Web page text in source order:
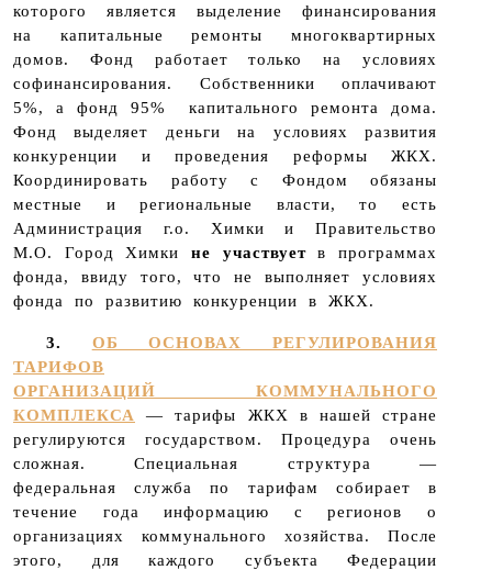
которого является выделение финансирования
на капитальные ремонты многоквартирных
домов. Фонд работает только на условиях
софинансирования. Собственники оплачивают
5%, а фонд 95% капитального ремонта дома.
Фонд выделяет деньги на условиях развития
конкуренции и проведения реформы ЖКХ.
Координировать работу с Фондом обязаны
местные и региональные власти, то есть
Администрация г.о. Химки и Правительство
М.О. Город Химки не участвуетв программах
фонда, ввиду того, что не выполняет условиях
фонда по развитию конкуренции в ЖКХ.
3. ОБ ОСНОВАХ РЕГУЛИРОВАНИЯ
ТАРИФОВ
ОРГАНИЗАЦИЙ КОММУНАЛЬНОГО
КОМПЛЕКСА
— тарифы ЖКХ в нашей стране
регулируются государством. Процедура очень
сложная. Специальная структура —
федеральная служба по тарифам собирает в
течение года информацию с регионов о
организациях коммунального хозяйства. После
этого, для каждого субъекта Федерации